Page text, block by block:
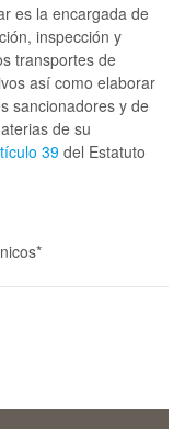
es la encargada de
inspección y
transportes de
así como elaborar
sancionadores y de
de su
39 del Estatuto